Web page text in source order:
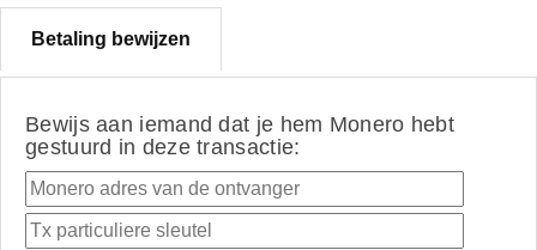
Betaling bewijzen
Bewijs aan iemand dat je hem Monero hebt
gestuurd in deze transactie: